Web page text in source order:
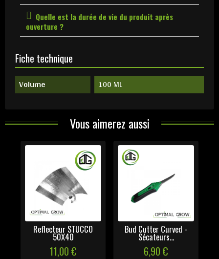
Quelle est la durée de vie du produit après
ouverture ?
Fiche technique
Volume 100 ML
Vous aimerez aussi
Reflecteur STUCCO
50X40
11,00 €
Bud Cutter Curved -
Sécateurs...
6,90 €